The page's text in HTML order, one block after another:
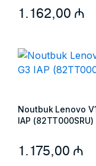
1.162,00 ₼
Noutbuk Lenovo
IAP (82TT000SRU)
1.175,00 ₼